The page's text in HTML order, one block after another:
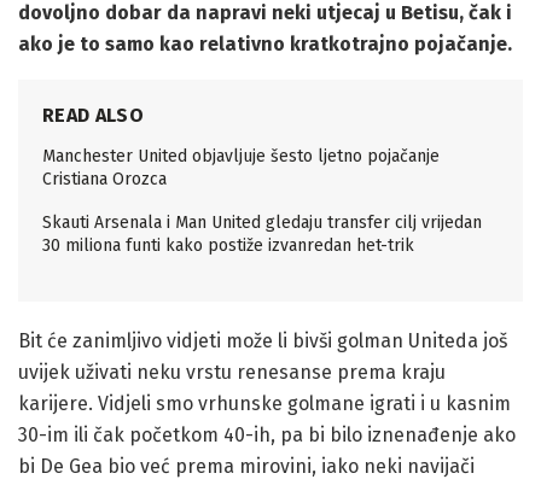
dovoljno dobar da napravi neki utjecaj u Betisu, čak i
ako je to samo kao relativno kratkotrajno pojačanje.
READ ALSO
Manchester United objavljuje šesto ljetno pojačanje
Cristiana Orozca
Skauti Arsenala i Man United gledaju transfer cilj vrijedan
30 miliona funti kako postiže izvanredan het-trik
Bit će zanimljivo vidjeti može li bivši golman Uniteda još
uvijek uživati neku vrstu renesanse prema kraju
karijere. Vidjeli smo vrhunske golmane igrati i u kasnim
30-im ili čak početkom 40-ih, pa bi bilo iznenađenje ako
bi De Gea bio već prema mirovini, iako neki navijači